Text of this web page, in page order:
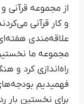
از مجموعه قرآنی
و کار قرآنی
علاقه‌مندی
مجموعه ما
راه‌اندازی کرد و
برای نخستین بار